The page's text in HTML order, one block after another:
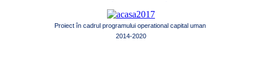
Proiect în cadrul programului operational capital uman
2014-2020